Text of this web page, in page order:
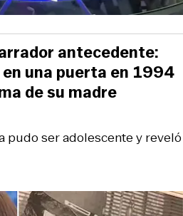
pudo ser adolescente y reveló
antecedente:
una puerta en 1994
de su madre